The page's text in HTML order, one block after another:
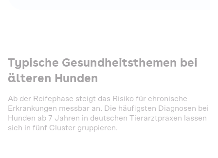
Typische Gesundheitsthemen bei
älteren Hunden
Ab der Reifephase steigt das Risiko für chronische
Erkrankungen messbar an. Die häufigsten Diagnosen bei
Hunden ab 7 Jahren in deutschen Tierarztpraxen lassen
sich in fünf Cluster gruppieren.